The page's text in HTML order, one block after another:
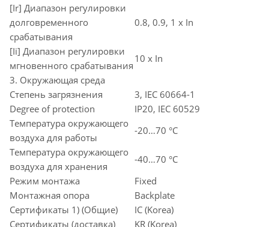
[Ir] Диапазон регулировки
долговременного
срабатывания
0.8, 0.9, 1 x In
[Ii] Диапазон регулировки
мгновенного срабатывания
10 x In
3. Окружающая среда
Степень загрязнения
3, IEC 60664-1
Degree of protection
IP20, IEC 60529
Температура окружающего
воздуха для работы
-20…70 °C
Температура окружающего
воздуха для хранения
-40…70 °C
Режим монтажа
Fixed
Монтажная опора
Backplate
Сертификаты 1) (Общие)
IC (Korea)
Сертификаты (доставка)
KR (Korea)